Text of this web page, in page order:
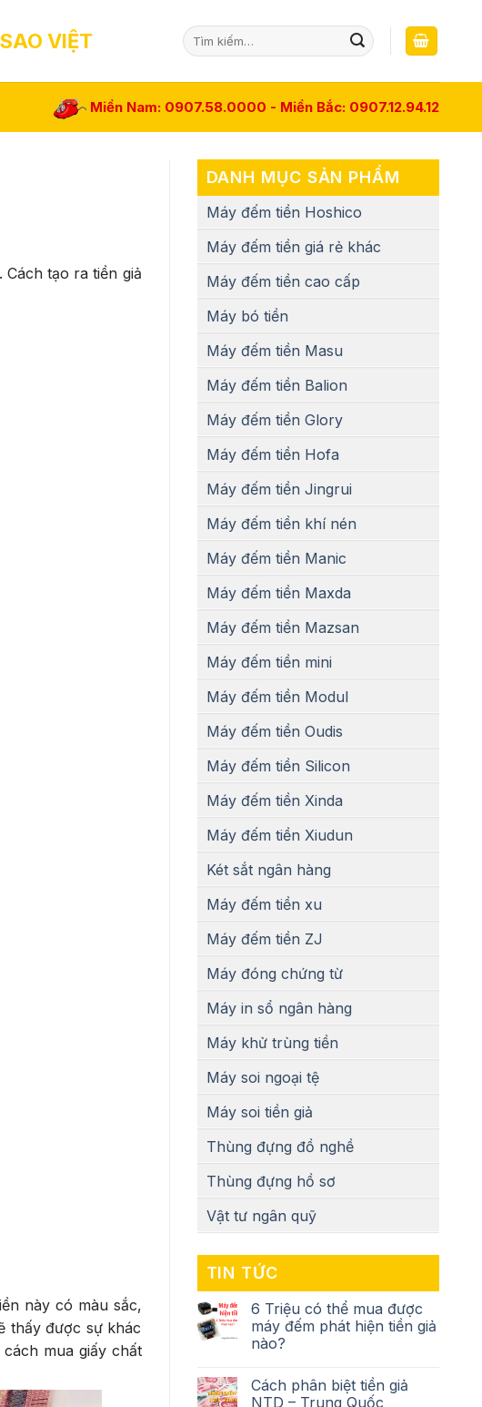
VIỆT
Tìm
kiếm:
Miền Nam: 0907.58.0000 - Miền Bắc: 0907.12.94.12
tạo ra tiền giả
này có màu sắc,
thấy được sự khác
mua giấy chất
DANH MỤC SẢN PHẨM
Máy đếm tiền Hoshico
Máy đếm tiền giá rẻ khác
Máy đếm tiền cao cấp
Máy bó tiền
Máy đếm tiền Masu
Máy đếm tiền Balion
Máy đếm tiền Glory
Máy đếm tiền Hofa
Máy đếm tiền Jingrui
Máy đếm tiền khí nén
Máy đếm tiền Manic
Máy đếm tiền Maxda
Máy đếm tiền Mazsan
Máy đếm tiền mini
Máy đếm tiền Modul
Máy đếm tiền Oudis
Máy đếm tiền Silicon
Máy đếm tiền Xinda
Máy đếm tiền Xiudun
Két sắt ngân hàng
Máy đếm tiền xu
Máy đếm tiền ZJ
Máy đóng chứng từ
Máy in sổ ngân hàng
Máy khử trùng tiền
Máy soi ngoại tệ
Máy soi tiền giả
Thùng đựng đồ nghề
Thùng đựng hồ sơ
Vật tư ngân quỹ
TIN TỨC
6 Triệu có thể mua được
máy đếm phát hiện tiền giả
nào?
Cách phân biệt tiền giả
NTD – Trung Quốc